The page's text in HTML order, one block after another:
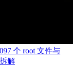
个 root 文件与
解